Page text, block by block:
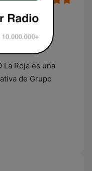
La Roja es una
de Grupo